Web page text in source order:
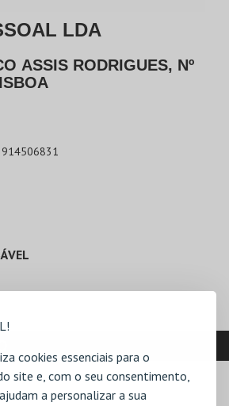
cookies essenciais para o
site e, com o seu consentimento,
a personalizar a sua
LDA
ASSIS RODRIGUES, Nº